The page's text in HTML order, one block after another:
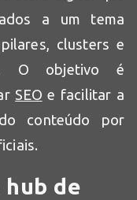
a um tema
clusters e
O objetivo é
SEO e facilitar a
conteúdo por
hub de